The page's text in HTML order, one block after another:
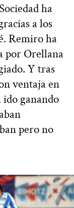
ha
a los
Remiro ha
por Orellana
Y tras
ventaja en
ganando
pero no